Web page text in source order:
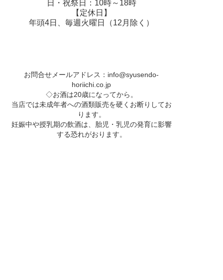
日・祝祭日：10時～18時
【定休日】
年頭4日、毎週火曜日（12月除く）
お問合せメールアドレス： info@syusendo-
horiichi.co.jp
◇お酒は20歳になってから。
当店では未成年者への酒類販売を硬くお断りしてお
ります。
妊娠中や授乳期の飲酒は、胎児・乳児の発育に影響
する恐れがおります。